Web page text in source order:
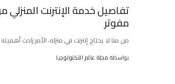
تفاصيل خدمة الإنترنت المنزلي
مفوتر
من منا لا يحتاج إنترنت في منزله، الأمر زادت
Posted
بواسطة مجلة عالم التكنولوجيا